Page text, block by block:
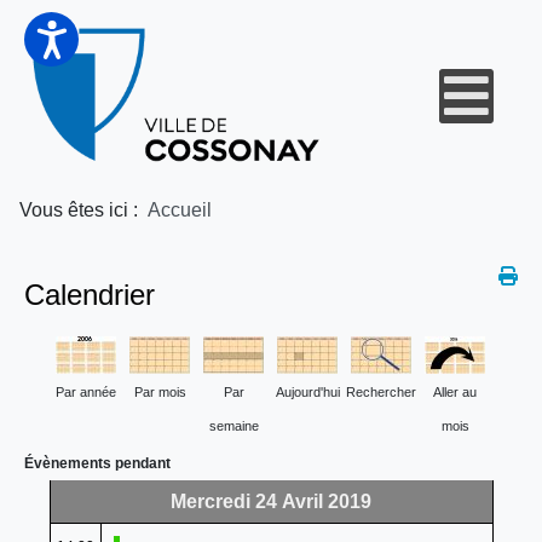
Vous êtes ici : Accueil
Calendrier
Par année Par mois Par
semaine
Aujourd'hui Rechercher Aller au
mois
Évènements pendant
Mercredi 24 Avril 2019